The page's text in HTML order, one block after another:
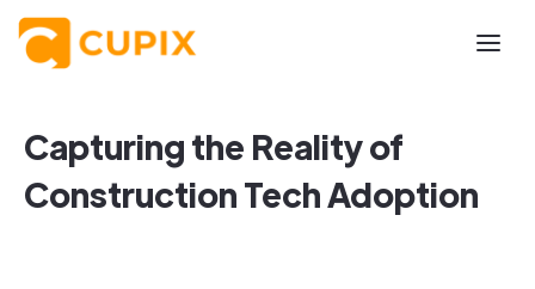
Capturing the Reality of
Construction Tech Adoption